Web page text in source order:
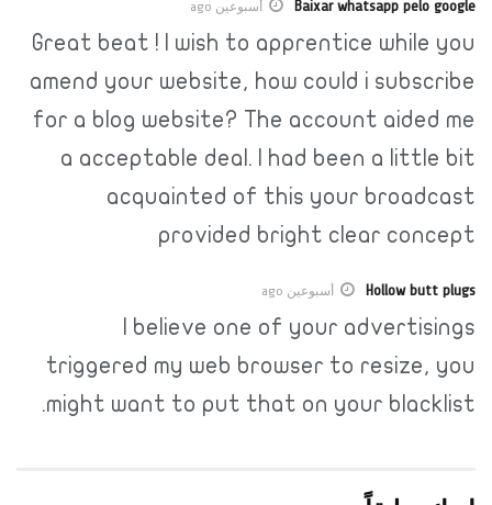
أسبوعين ago
Great beat ! I wish to apprentice while you
amend your website, how could i subscribe
for a blog website? The account aided me
a acceptable deal. I had been a little bit
acquainted of this your broadcast
provided bright clear concept
Hollow butt plugs أسبوعين ago
I believe one of your advertisings
triggered my web browser to resize, you
might want to put that on your blacklist.